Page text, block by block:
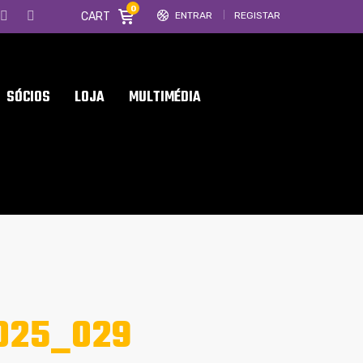
ENTRAR REGISTAR
CART
0
SÓCIOS LOJA MULTIMÉDIA